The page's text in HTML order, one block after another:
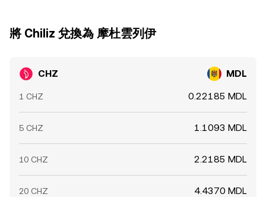
將 Chiliz 兌換為 摩杜雲列伊
CHZ MDL
1 CHZ 0.22185 MDL
5 CHZ 1.1093 MDL
10 CHZ 2.2185 MDL
20 CHZ 4.4370 MDL